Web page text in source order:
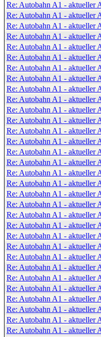
Re: Autobahn A1 - aktueller
Re: Autobahn A1 - aktueller
Re: Autobahn A1 - aktueller
Re: Autobahn A1 - aktueller
Re: Autobahn A1 - aktueller
Re: Autobahn A1 - aktueller
Re: Autobahn A1 - aktueller
Re: Autobahn A1 - aktueller
Re: Autobahn A1 - aktueller
Re: Autobahn A1 - aktueller
Re: Autobahn A1 - aktueller
Re: Autobahn A1 - aktueller
Re: Autobahn A1 - aktueller
Re: Autobahn A1 - aktueller
Re: Autobahn A1 - aktueller
Re: Autobahn A1 - aktueller
Re: Autobahn A1 - aktueller
Re: Autobahn A1 - aktueller
Re: Autobahn A1 - aktueller
Re: Autobahn A1 - aktueller
Re: Autobahn A1 - aktueller
Re: Autobahn A1 - aktueller
Re: Autobahn A1 - aktueller
Re: Autobahn A1 - aktueller
Re: Autobahn A1 - aktueller
Re: Autobahn A1 - aktueller
Re: Autobahn A1 - aktueller
Re: Autobahn A1 - aktueller
Re: Autobahn A1 - aktueller
Re: Autobahn A1 - aktueller
Re: Autobahn A1 - aktueller
Re: Autobahn A1 - aktueller